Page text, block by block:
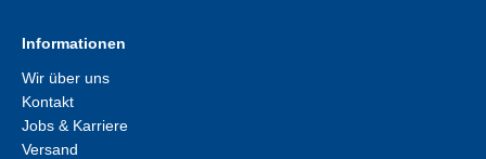
Informationen
Wir über uns
Kontakt
Jobs & Karriere
Versand